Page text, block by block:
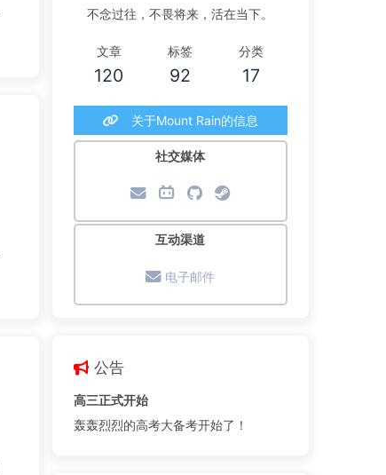
不念过往，不畏将来，活在当下。
文章
120
标签
92
分类
17
关于Mount Rain的信息
社交媒体
互动渠道
电子邮件
公告
高三正式开始
轰轰烈烈的高考大备考开始了！